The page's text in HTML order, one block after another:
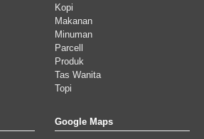
Kopi
Makanan
Minuman
Parcell
Produk
Tas Wanita
Topi
Google Maps